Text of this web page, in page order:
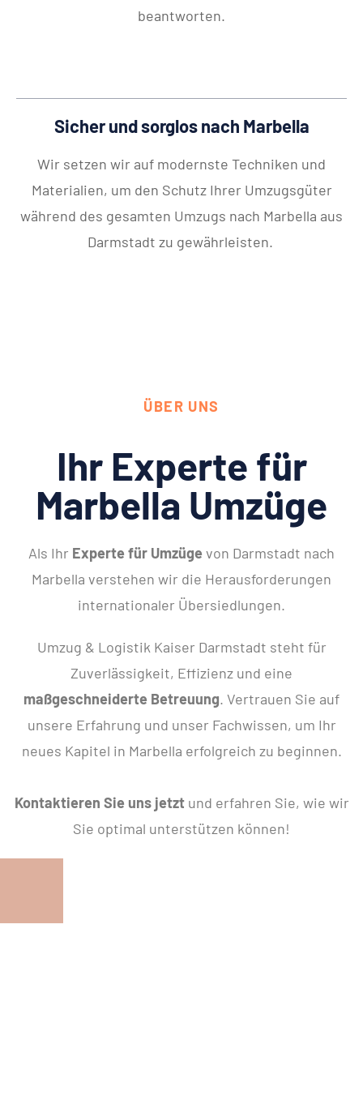
beantworten.
Sicher und sorglos nach Marbella
Wir setzen wir auf modernste Techniken und
Materialien, um den Schutz Ihrer Umzugsgüter
während des gesamten Umzugs nach Marbella aus
Darmstadt zu gewährleisten.
ÜBER UNS
Ihr Experte für
Marbella Umzüge
Als Ihr Experte für Umzüge von Darmstadt nach
Marbella verstehen wir die Herausforderungen
internationaler Übersiedlungen.
Umzug & Logistik Kaiser Darmstadt steht für
Zuverlässigkeit, Effizienz und eine
maßgeschneiderte Betreuung. Vertrauen Sie auf
unsere Erfahrung und unser Fachwissen, um Ihr
neues Kapitel in Marbella erfolgreich zu beginnen.
Kontaktieren Sie uns jetztund erfahren Sie, wie wir
Sie optimal unterstützen können!